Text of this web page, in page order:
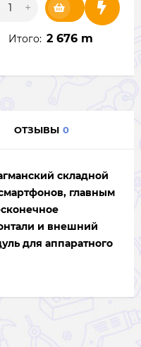
+
Итого: 2 676 m
ОТЗЫВЫ 0
складной
главным
и внешний
для аппаратного